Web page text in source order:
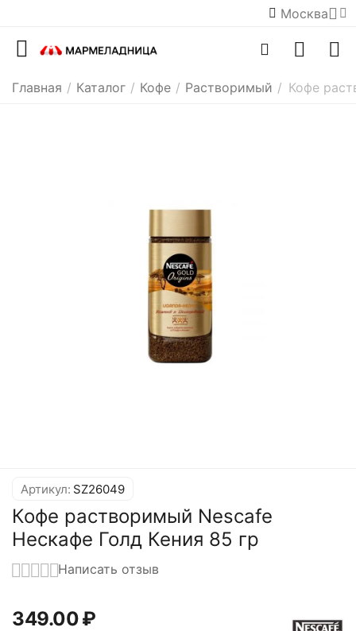
Москва
Главная / Каталог / Кофе / Растворимый / Кофе
Артикул: SZ26049
Кофе растворимый Nescafe
Нескафе Голд Кения 85 гр
Написать отзыв
349.00₽